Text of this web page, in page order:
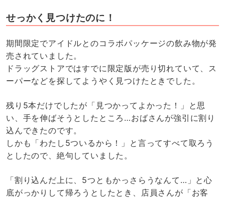
せっかく見つけたのに！
期間限定でアイドルとのコラボパッケージの飲み物が発
売されていました。
ドラッグストアではすでに限定版が売り切れていて、ス
ーパーなどを探してようやく見つけたときでした。
残り5本だけでしたが「見つかってよかった！」と思
い、手を伸ばそうとしたところ…おばさんが強引に割り
込んできたのです。
しかも「わたし5ついるから！」と言ってすべて取ろう
としたので、絶句していました。
「割り込んだ上に、5つともかっさらうなんて…」と心
底がっかりして帰ろうとしたとき、店員さんが「お客